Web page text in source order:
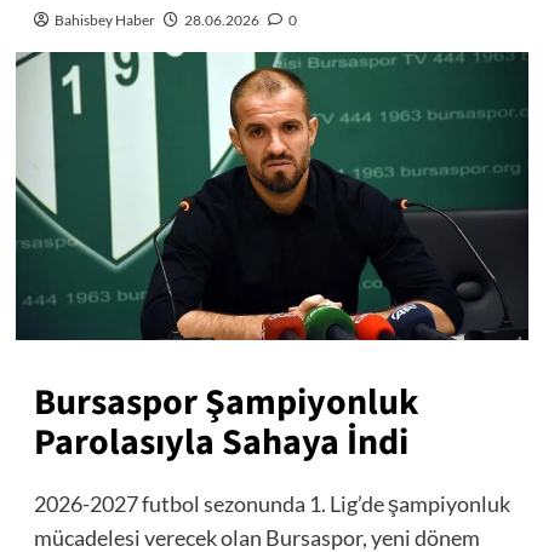
Bahisbey Haber 28.06.2026 0
Bursaspor Şampiyonluk
Parolasıyla Sahaya İndi
2026-2027 futbol sezonunda 1. Lig’de şampiyonluk
mücadelesi verecek olan Bursaspor, yeni dönem